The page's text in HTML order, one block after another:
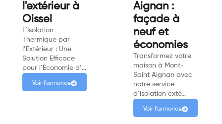
l'extérieur à
Oissel
L’Isolation
Thermique par
l’Extérieur : Une
Solution Efficace
pour l’Économie d’…
Voir l'annonce
Aignan :
façade à
neuf et
économies
Transformez votre
maison à Mont-
Saint Aignan avec
notre service
d’isolation exté…
Voir l'annonce